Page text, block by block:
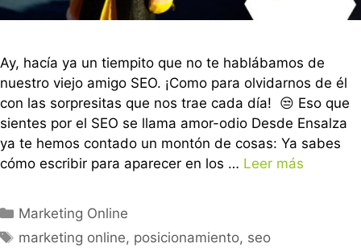
Ay, hacía ya un tiempito que no te hablábamos de
nuestro viejo amigo SEO. ¡Como para olvidarnos de él
con las sorpresitas que nos trae cada día! 😒 Eso que
sientes por el SEO se llama amor-odio Desde Ensalza
ya te hemos contado un montón de cosas: Ya sabes
cómo escribir para aparecer en los … Leer más
Marketing Online
marketing online, posicionamiento, seo